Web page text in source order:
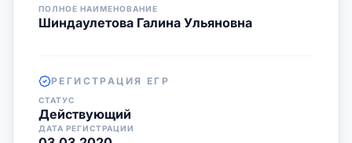
ПОЛНОЕ НАИМЕНОВАНИЕ
Шиндаулетова Галина Ульяновна
РЕГИСТРАЦИЯ ЕГР
СТАТУС
Действующий
ДАТА РЕГИСТРАЦИИ